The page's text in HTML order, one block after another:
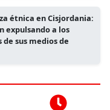
étnica en Cisjordania:
expulsando a los
sus medios de